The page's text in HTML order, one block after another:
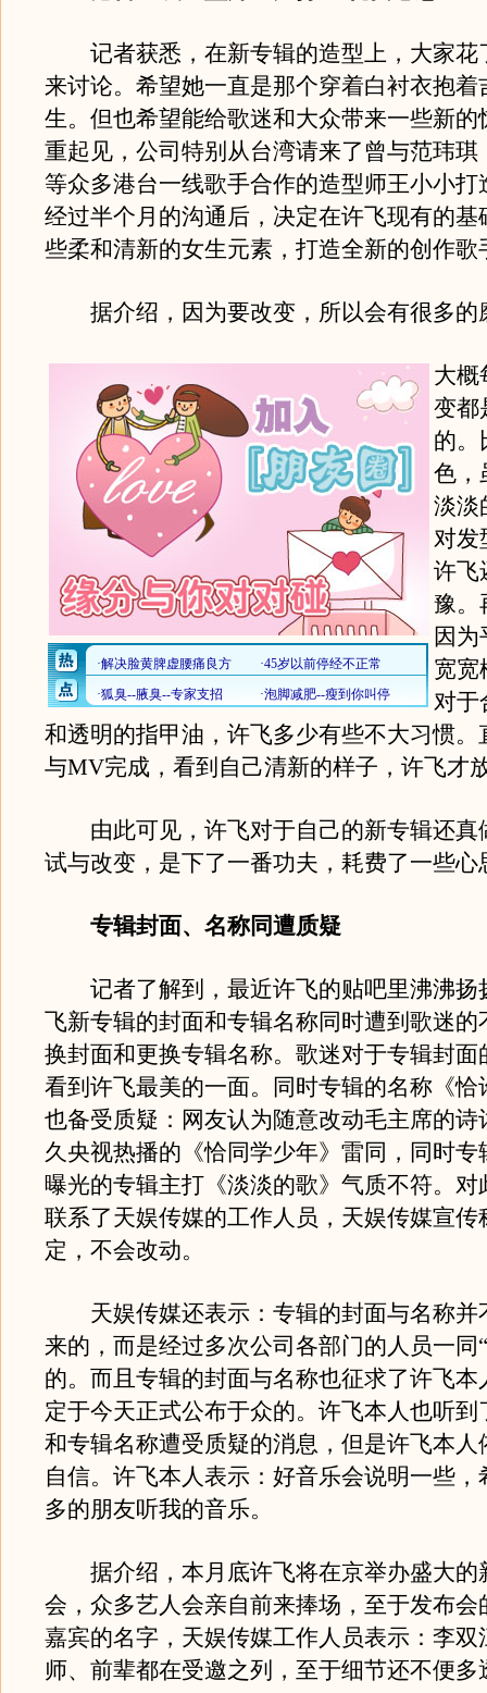
记者获悉，在新专辑的造型上，大家花
来讨论。希望她一直是那个穿着白衬衣抱着
生。但也希望能给歌迷和大众带来一些新的
重起见，公司特别从台湾请来了曾与范玮琪
等众多港台一线歌手合作的造型师王小小打
经过半个月的沟通后，决定在许飞现有的基
些柔和清新的女生元素，打造全新的创作歌
据介绍，因为要改变，所以会有很多的
大概
变都
的。
色，
淡淡
对发
许飞
豫。
因
宽宽
对于
和透明的指甲油，许飞多少有些不大习惯。
与MV完成，看到自己清新的样子，许飞才
由此可见，许飞对于自己的新专辑还真
试与改变，是下了一番功夫，耗费了一些心
专辑封面、名称同遭质疑
记者了解到，最近许飞的贴吧里沸沸扬
飞新专辑的封面和专辑名称同时遭到歌迷的
换封面和更换专辑名称。歌迷对于专辑封面
看到许飞最美的一面。同时专辑的名称《恰
也备受质疑：网友认为随意改动毛主席的诗
久央视热播的《恰同学少年》雷同，同时专
曝光的专辑主打《淡淡的歌》气质不符。对
联系了天娱传媒的工作人员，天娱传媒宣传
定，不会改动。
天娱传媒还表示：专辑的封面与名称并
来的，而是经过多次公司各部门的人员一同
的。而且专辑的封面与名称也征求了许飞本
定于今天正式公布于众的。许飞本人也听到
和专辑名称遭受质疑的消息，但是许飞本人
自信。许飞本人表示：好音乐会说明一些，
多的朋友听我的音乐。
据介绍，本月底许飞将在京举办盛大的
会，众多艺人会亲自前来捧场，至于发布会
嘉宾的名字，天娱传媒工作人员表示：李双
师、前辈都在受邀之列，至于细节还不便多